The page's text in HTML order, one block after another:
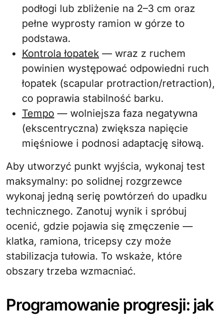
podłogi lub zbliżenie na 2–3 cm oraz
pełne wyprosty ramion w górze to
podstawa.
Kontrola łopatek — wraz z ruchem
powinien występować odpowiedni ruch
łopatek (scapular protraction/retraction),
co poprawia stabilność barku.
Tempo — wolniejsza faza negatywna
(ekscentryczna) zwiększa napięcie
mięśniowe i podnosi adaptację siłową.
Aby utworzyć punkt wyjścia, wykonaj test
maksymalny: po solidnej rozgrzewce
wykonaj jedną serię powtórzeń do upadku
technicznego. Zanotuj wynik i spróbuj
ocenić, gdzie pojawia się zmęczenie —
klatka, ramiona, tricepsy czy może
stabilizacja tułowia. To wskaże, które
obszary trzeba wzmacniać.
Programowanie progresji: jak